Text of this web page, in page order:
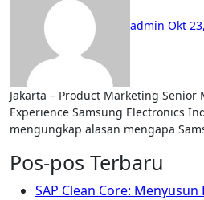
admin Okt
Jakarta – Product Marketing Senior Manager Samsung Mobile
Experience Samsung Electronics
mengungkap alasan mengapa
Pos-pos Terbaru
SAP Clean Core: Menyusun